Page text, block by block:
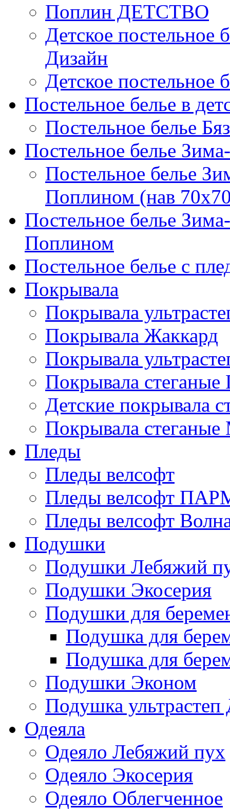
Поплин ДЕТСТВО
Детское постельное
Дизайн
Детское постельное
Постельное белье в
Постельное белье
Постельное белье
Постельное белье
Поплином (нав
Постельное белье
Поплином
Постельное белье с
Покрывала
Покрывала
Покрывала Жаккард
Покрывала
Покрывала стеганые
Детские покрывала
Покрывала
Пледы
Пледы велсофт
Пледы велсофт
Пледы велсофт
Подушки
Подушки Лебяжий
Подушки Экосерия
Подушки для
Подушка для
Подушка для
Подушки Эконом
Подушка ультрастеп
Одеяла
Одеяло Лебяжий пух
Одеяло Экосерия
Одеяло Облегченное